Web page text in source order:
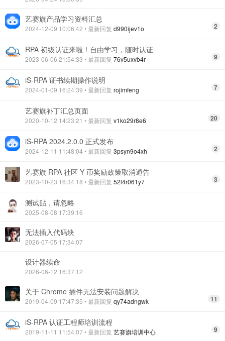
艺赛旗产品学习资料汇总
2024-12-09 10:06:42 • 最新回复 d990ijev1o 2
RPA 初级认证来啦！自由学习，随时认证
2023-06-06 21:54:33 • 最新回复 76v5uxvb4r 9
iS-RPA 证书续期操作说明
2024-01-09 16:24:39 • 最新回复 rojimfeng 7
艺赛旗补丁汇总页面
2020-10-12 14:23:21 • 最新回复 v1ko29r8e6 20
iS-RPA 2024.2.0.0 正式发布
2024-12-11 11:48:04 • 最新回复 3psyn9o4xh 2
艺赛旗 RPA 社区 Y 币奖励政策取消通告
2023-10-23 16:34:18 • 最新回复 52l4r061y7 3
测试贴，请忽略
2025-08-08 17:39:16
无法插入代码块
2026-07-05 17:34:07
设计器续命
2026-06-12 16:37:12
关于 Chrome 插件无法安装问题解决
2019-04-09 17:47:35 • 最新回复 qy74adngwk 11
iS-RPA 认证工程师培训流程
2019-11-11 11:54:07 • 最新回复 艺赛旗培训中心 9